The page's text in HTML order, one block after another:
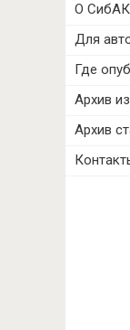
О СибАК
Для
Где
Архив
Архив